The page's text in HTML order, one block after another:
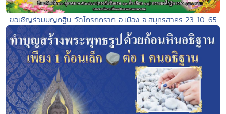
ขอเชิญร่วมบุญกฐิน วัดโกรกกราก อ.เมือง จ.สมุทรสาคร 23-10-65